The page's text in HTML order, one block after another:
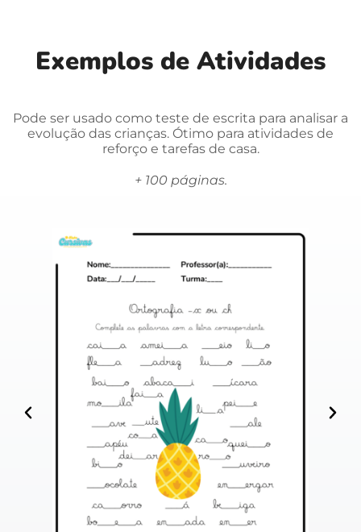
Exemplos de Atividades
Pode ser usado como teste de escrita para analisar a
evolução das crianças. Ótimo para atividades de
reforço e tarefas de casa.
+ 100 páginas.